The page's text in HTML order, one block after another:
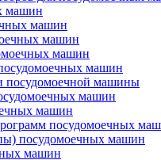
машин
машин
машин
машин
машин
посудомоечной машины
машин
машин
посудомоечных
посудомоечных машин
машин